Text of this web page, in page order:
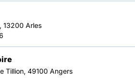
nos autres
13200 Arles
Tillion, 49100 Angers